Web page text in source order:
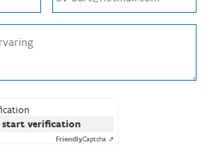
start verification
FriendlyCaptcha ⇗